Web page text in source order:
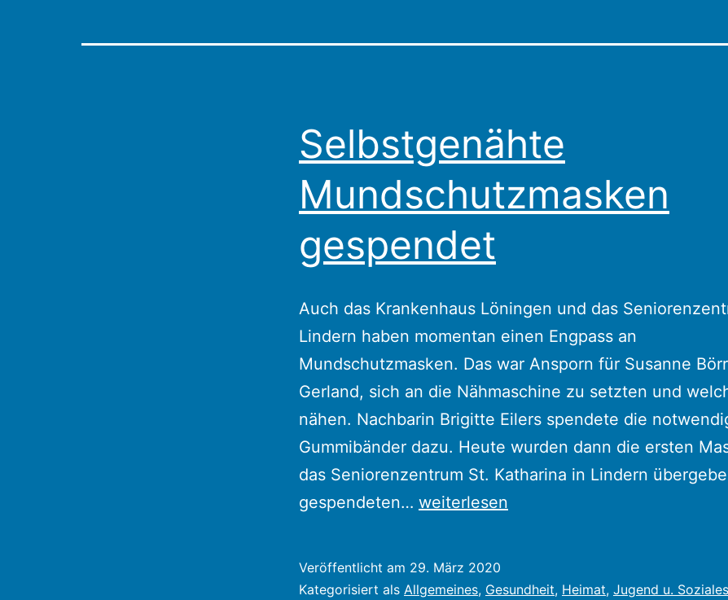
Selbstgenähte
Mundschutzmasken
gespendet
Auch das Krankenhaus Löningen und das
Lindern haben momentan einen Engpass an
Mundschutzmasken. Das war Ansporn für Susanne
Gerland, sich an die Nähmaschine zu setzten und
nähen. Nachbarin Brigitte Eilers spendete die
Gummibänder dazu. Heute wurden dann die ersten
das Seniorenzentrum St. Katharina in Lindern
gespendeten… Selbstgenähte
weiterlesen
Veröffentlicht am 29. März 2020
Kategorisiert als Allgemeines, Gesundheit, Heimat, Jugend u. Soziales